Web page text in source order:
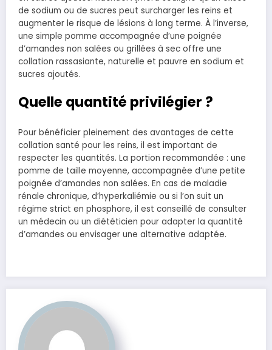
de sodium ou de sucres peut surcharger les reins et
augmenter le risque de lésions à long terme. À l’inverse,
une simple pomme accompagnée d’une poignée
d’amandes non salées ou grillées à sec offre une
collation rassasiante, naturelle et pauvre en sodium et
sucres ajoutés.
Quelle quantité privilégier ?
Pour bénéficier pleinement des avantages de cette
collation santé pour les reins, il est important de
respecter les quantités. La portion recommandée : une
pomme de taille moyenne, accompagnée d’une petite
poignée d’amandes non salées. En cas de maladie
rénale chronique, d’hyperkaliémie ou si l’on suit un
régime strict en phosphore, il est conseillé de consulter
un médecin ou un diététicien pour adapter la quantité
d’amandes ou envisager une alternative adaptée.